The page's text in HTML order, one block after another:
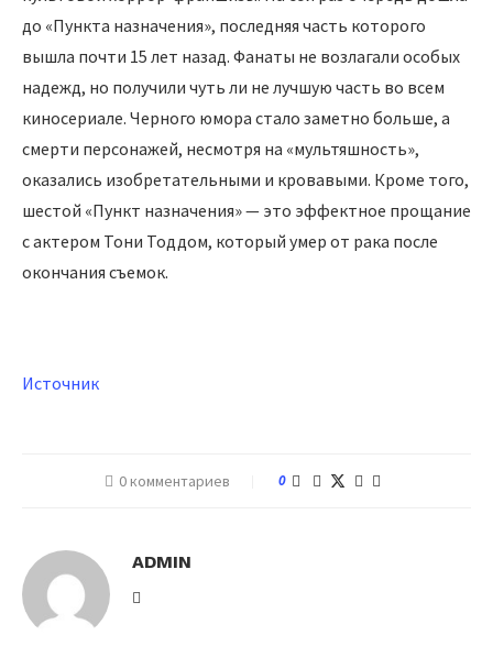
до «Пункта назначения», последняя часть которого
вышла почти 15 лет назад. Фанаты не возлагали особых
надежд, но получили чуть ли не лучшую часть во всем
киносериале. Черного юмора стало заметно больше, а
смерти персонажей, несмотря на «мультяшность»,
оказались изобретательными и кровавыми. Кроме того,
шестой «Пункт назначения» — это эффектное прощание
с актером Тони Тоддом, который умер от рака после
окончания съемок.
Источник
0 комментариев 0
ADMIN